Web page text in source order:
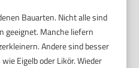
Bauarten. Nicht alle sind
geeignet. Manche liefern
Andere sind besser
Eigelb oder Likör. Wieder